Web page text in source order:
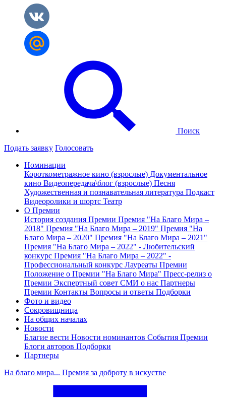
Поиск
Подать заявку Голосовать
Номинации
Короткометражное кино (взрослые) Документальное
кино Видеопередача\блог (взрослые) Песня
Художественная и познавательная литература Подкаст
Видеоролики и шортс Театр
О Премии
История создания Премии Премия "На Благо Мира –
2018" Премия "На Благо Мира – 2019" Премия "На
Благо Мира – 2020" Премия "На Благо Мира – 2021"
Премия "На Благо Мира – 2022" - Любительский
конкурс Премия "На Благо Мира – 2022" -
Профессиональный конкурс Лауреаты Премии
Положение о Премии "На Благо Мира" Пресс-релиз о
Премии Экспертный совет СМИ о нас Партнеры
Премии Контакты Вопросы и ответы Подборки
Фото и видео
Сокровищница
На общих началах
Новости
Благие вести Новости номинантов События Премии
Блоги авторов Подборки
Партнеры
На благо мира... Премия за доброту в искустве